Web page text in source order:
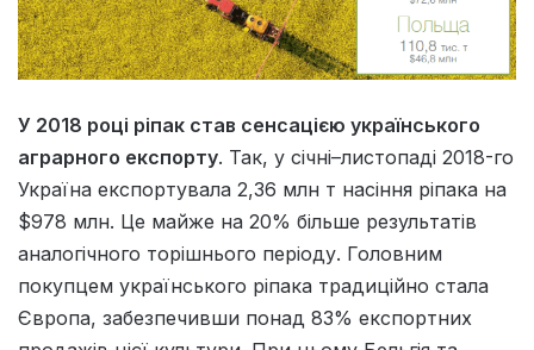
У 2018 році ріпак став сенсацією українського
аграрного експорту. Так, у січні–листопаді 2018-го
Україна експортувала 2,36 млн т насіння ріпака на
$978 млн. Це майже на 20% більше результатів
аналогічного торішнього періоду. Головним
покупцем українського ріпака традиційно стала
Європа, забезпечивши понад 83% експортних